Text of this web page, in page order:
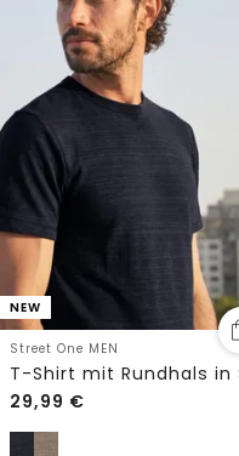
NEW
Street One MEN
29,99 €